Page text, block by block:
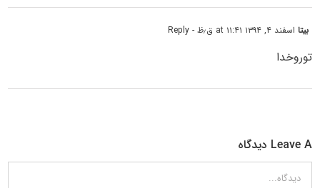
بیتااسفند ۴, ۱۳۹۴ at ۱۱:۴۱ ق٫ظ - Reply
توروخدا
Leave A دیدگاه
دیدگاه